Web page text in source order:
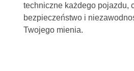
techniczne każdego pojazdu,
bezpieczeństwo i
Twojego mienia.